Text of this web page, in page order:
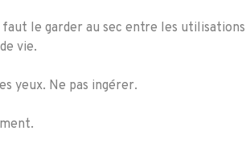
le garder au sec entre les utilisations
vie.
yeux. Ne pas ingérer.